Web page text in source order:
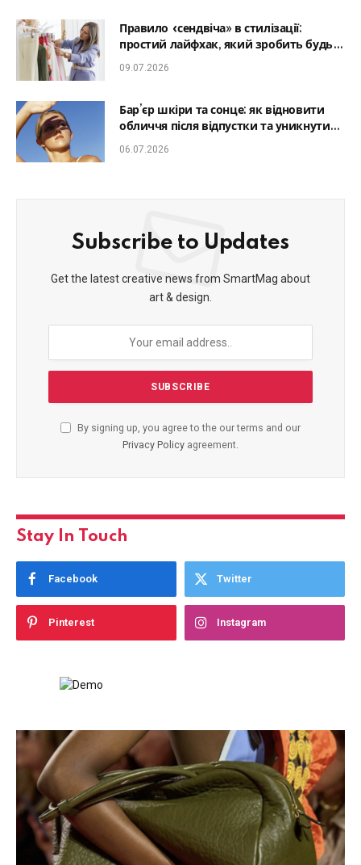
Правило «сендвіча» в стилізації:
простий лайфхак, який зробить будь-
який образ гармонійним
09.07.2026
Бар’єр шкіри та сонце: як відновити
обличчя після відпустки та уникнути
фотостаріння
06.07.2026
Subscribe to Updates
Get the latest creative news from SmartMag about
art & design.
By signing up, you agree to the our terms and our
Privacy Policy agreement.
Stay In Touch
Facebook Twitter
Pinterest Instagram